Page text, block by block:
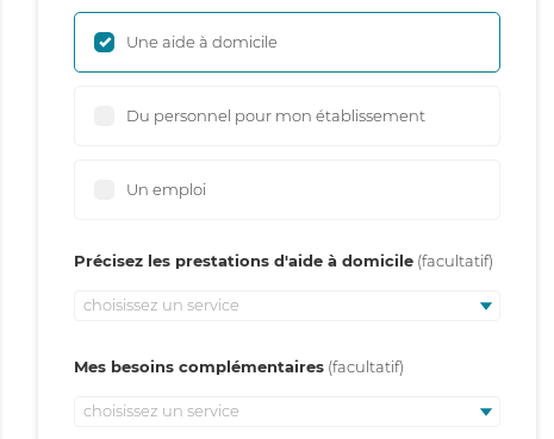
Une aide à domicile
Du personnel pour mon établissement
Un emploi
Précisez les prestations d'aide à domicile
choisissez un service
Mes besoins complémentaires
choisissez un service